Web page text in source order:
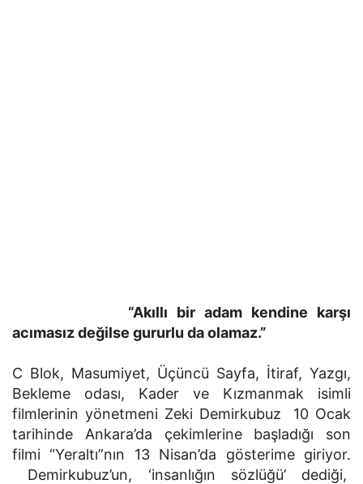
“Akıllı bir adam kendine karşı
acımasız değilse gururlu da olamaz.”
C Blok, Masumiyet, Üçüncü Sayfa, İtiraf, Yazgı,
Bekleme odası, Kader ve Kızmanmak isimli
filmlerinin yönetmeni Zeki Demirkubuz 10 Ocak
tarihinde Ankara’da çekimlerine başladığı son
filmi “Yeraltı”nın 13 Nisan’da gösterime giriyor.
Demirkubuz’un, ‘insanlığın sözlüğü’ dediği,